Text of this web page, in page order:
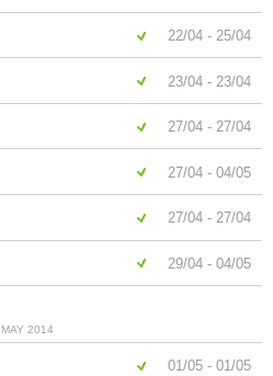
22/04 - 25/04
23/04 - 23/04
27/04 - 27/04
27/04 - 04/05
27/04 - 27/04
29/04 - 04/05
MAY 2014
01/05 - 01/05